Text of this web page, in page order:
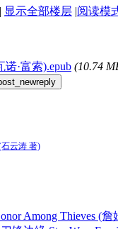
| 显示全部楼层 |阅读模
·富索).epub (10.74
云涛 著)
Among Thieves (詹